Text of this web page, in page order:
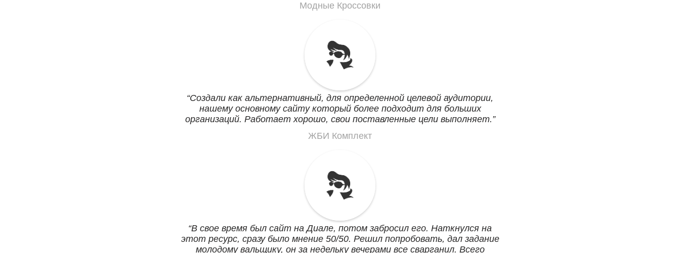
Модные Кроссовки
Создали как альтернативный, для определенной целевой аудитории,
нашему основному сайту который более подходит для больших
организаций. Работает хорошо, свои поставленные цели выполняет.
ЖБИ Комплект
В свое время был сайт на Диале, потом забросил его. Наткнулся на
этот ресурс, сразу было мнение 50/50. Решил попробовать, дал задание
молодому вальщику, он за недельку вечерами все сварганил. Всего